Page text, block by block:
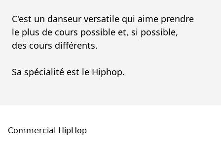
C'est un danseur versatile qui aime prendre
le plus de cours possible et, si possible,
des cours différents.
Sa spécialité est le Hiphop.
Commercial HipHop